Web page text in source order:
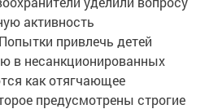
активность
привлечь детей
в несанкционированных
как отягчающее
предусмотрены строгие